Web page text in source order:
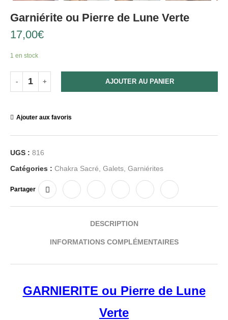
Garniérite ou Pierre de Lune Verte
17,00€
1 en stock
AJOUTER AU PANIER
Ajouter aux favoris
UGS : 816
Catégories : Chakra Sacré Galets Garniérites
Partager
DESCRIPTION
INFORMATIONS COMPLÉMENTAIRES
GARNIERITE ou Pierre de Lune
Verte